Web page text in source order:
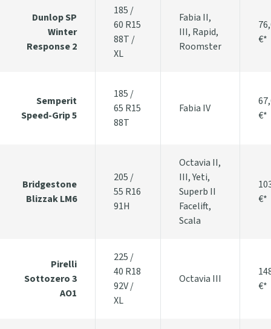
Dunlop SP
Winter
Response 2
185 /
60 R15
88T /
XL
Fabia II,
III, Rapid,
Roomster
€*
Semperit
Speed-Grip 5
185 /
65 R15
88T
Fabia IV
€*
Bridgestone
Blizzak LM6
205 /
55 R16
91H
Octavia II,
III, Yeti,
Superb II
Facelift,
Scala
€*
Pirelli
Sottozero 3
AO1
225 /
40 R18
92V /
XL
Octavia III
€*